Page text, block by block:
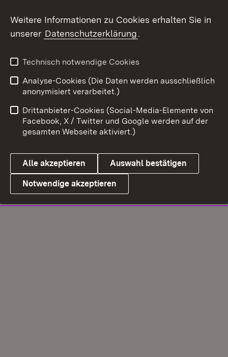
Weitere Informationen zu Cookies erhalten Sie in
unserer Datenschutzerklärung.
Technisch notwendige Cookies
Analyse-Cookies (Die Daten werden ausschließlich
anonymisiert verarbeitet.)
Drittanbieter-Cookies (Social-Media-Elemente von
Facebook, X / Twitter und Google werden auf der
gesamten Webseite aktiviert.)
Alle akzeptieren Auswahl bestätigen
Notwendige akzeptieren